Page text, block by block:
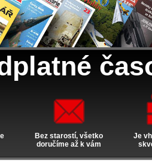
Bez starostí, všetko
doručíme až k vám
Je